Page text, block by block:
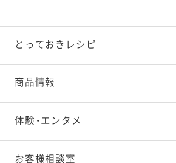
とっておきレシピ
とっておきレシピトップ
素材の知識
料理の基本
商品情報
商品情報トップ
新商品・リニューアル品一覧
体験・エンタメ
体験・エンタメトップ
お客様相談室